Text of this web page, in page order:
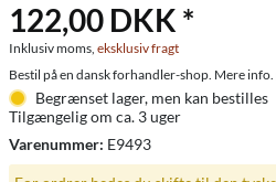
122,00 DKK *
Inklusiv moms, eksklusiv fragt
Bestil på en dansk forhandler-shop. Mere
Begrænset lager, men kan bestilles
Tilgængelig om ca. 3 uger
Varenummer: E9493